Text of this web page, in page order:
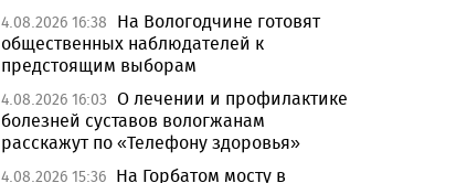
4.08.2026 16:38
На Вологодчине готовят
общественных наблюдателей к
предстоящим выборам
4.08.2026 16:03 О лечении и профилактике
болезней суставов вологжанам
расскажут по «Телефону здоровья»
4.08.2026 15:36 На Горбатом мосту в